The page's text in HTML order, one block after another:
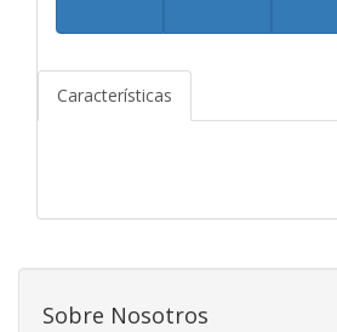
Características
Sobre Nosotros